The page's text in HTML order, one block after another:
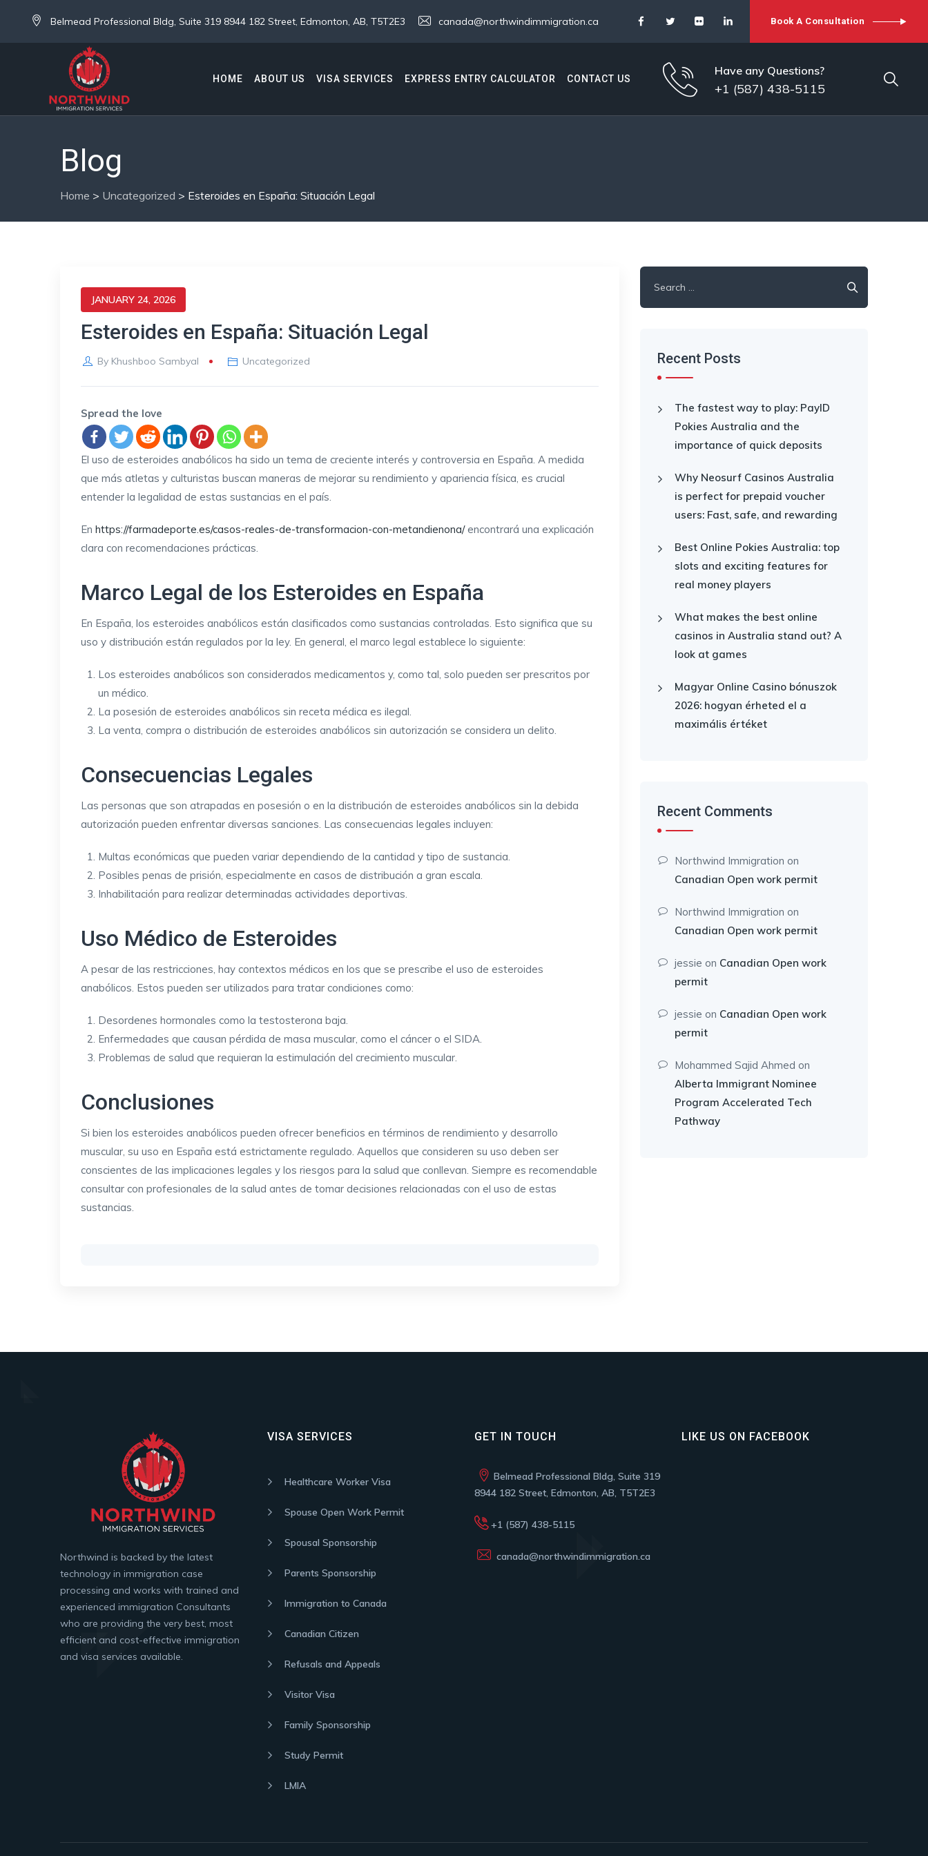
Belmead Professional Bldg, Suite 319 8944 182 Street, Edmonton, AB, T5T2E3 canada@northwindimmigration.ca Book A Consultation
Have any Questions?
+1 (587) 438-5115
HOME ABOUT US VISA SERVICES EXPRESS ENTRY CALCULATOR CONTACT US
Blog
Home > Uncategorized > Esteroides en España: Situación Legal
JANUARY 24, 2026
Esteroides en España: Situación Legal
By Khushboo Sambyal Uncategorized
Spread the love
El uso de esteroides anabólicos ha sido un tema de creciente interés y controversia en España. A medida
que más atletas y culturistas buscan maneras de mejorar su rendimiento y apariencia física, es crucial
entender la legalidad de estas sustancias en el país.
En https://farmadeporte.es/casos-reales-de-transformacion-con-metandienona/encontrará una explicación
clara con recomendaciones prácticas.
Marco Legal de los Esteroides en España
En España, los esteroides anabólicos están clasificados como sustancias controladas. Esto significa que su
uso y distribución están regulados por la ley. En general, el marco legal establece lo siguiente:
Los esteroides anabólicos son considerados medicamentos y, como tal, solo pueden ser prescritos por
un médico.
La posesión de esteroides anabólicos sin receta médica es ilegal.
La venta, compra o distribución de esteroides anabólicos sin autorización se considera un delito.
Consecuencias Legales
Las personas que son atrapadas en posesión o en la distribución de esteroides anabólicos sin la debida
autorización pueden enfrentar diversas sanciones. Las consecuencias legales incluyen:
Multas económicas que pueden variar dependiendo de la cantidad y tipo de sustancia.
Posibles penas de prisión, especialmente en casos de distribución a gran escala.
Inhabilitación para realizar determinadas actividades deportivas.
Uso Médico de Esteroides
A pesar de las restricciones, hay contextos médicos en los que se prescribe el uso de esteroides
anabólicos. Estos pueden ser utilizados para tratar condiciones como:
Desordenes hormonales como la testosterona baja.
Enfermedades que causan pérdida de masa muscular, como el cáncer o el SIDA.
Problemas de salud que requieran la estimulación del crecimiento muscular.
Conclusiones
Si bien los esteroides anabólicos pueden ofrecer beneficios en términos de rendimiento y desarrollo
muscular, su uso en España está estrictamente regulado. Aquellos que consideren su uso deben ser
conscientes de las implicaciones legales y los riesgos para la salud que conllevan. Siempre es recomendable
consultar con profesionales de la salud antes de tomar decisiones relacionadas con el uso de estas
sustancias.
for:
Recent Posts
The fastest way to play: PayID
Pokies Australia and the
importance of quick deposits
Why Neosurf Casinos Australia
is perfect for prepaid voucher
users: Fast, safe, and rewarding
Best Online Pokies Australia: top
slots and exciting features for
real money players
What makes the best online
casinos in Australia stand out? A
look at games
Magyar Online Casino bónuszok
2026: hogyan érheted el a
maximális értéket
Recent Comments
Northwind Immigration on
Canadian Open work permit
Northwind Immigration on
Canadian Open work permit
jessie on Canadian Open work
permit
jessie on Canadian Open work
permit
Mohammed Sajid Ahmed on
Alberta Immigrant Nominee
Program Accelerated Tech
Pathway
Northwind is backed by the latest
technology in immigration case
processing and works with trained and
experienced immigration Consultants
who are providing the very best, most
efficient and cost-effective immigration
and visa services available.
VISA SERVICES
Healthcare Worker Visa
Spouse Open Work Permit
Spousal Sponsorship
Parents Sponsorship
Immigration to Canada
Canadian Citizen
Refusals and Appeals
Visitor Visa
Family Sponsorship
Study Permit
LMIA
GET IN TOUCH
Belmead Professional Bldg, Suite 319
8944 182 Street, Edmonton, AB, T5T2E3
+1 (587) 438-5115
canada@northwindimmigration.ca
LIKE US ON FACEBOOK